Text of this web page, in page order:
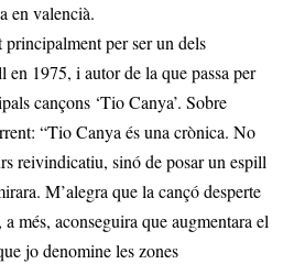
en valencià.
per ser un dels
1975, i autor de la que passa per
cançons ‘Tio Canya’. Sobre
“Tio Canya és una crònica. No
reivindicatiu, sinó de posar un espill
M’alegra que la cançó desperte
més, aconseguira que augmentara el
jo denomine les zones